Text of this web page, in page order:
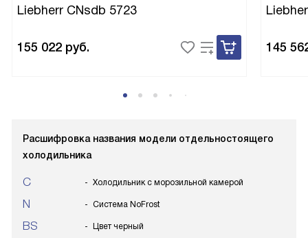
Liebherr CNsdb 5723
155 022 руб. 145
Расшифровка названия модели отдельностоящего
холодильника
C Холодильник с морозильной камерой
N Система NoFrost
BS Цвет черный